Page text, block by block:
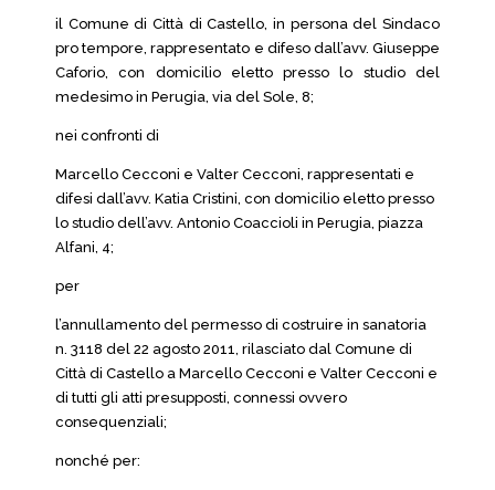
il Comune di Città di Castello, in persona del Sindaco
pro tempore, rappresentato e difeso dall’avv. Giuseppe
Caforio, con domicilio eletto presso lo studio del
medesimo in Perugia, via del Sole, 8;
nei confronti di
Marcello Cecconi e Valter Cecconi, rappresentati e
difesi dall’avv. Katia Cristini, con domicilio eletto presso
lo studio dell’avv. Antonio Coaccioli in Perugia, piazza
Alfani, 4;
per
l’annullamento del permesso di costruire in sanatoria
n. 3118 del 22 agosto 2011, rilasciato dal Comune di
Città di Castello a Marcello Cecconi e Valter Cecconi e
di tutti gli atti presupposti, connessi ovvero
consequenziali;
nonché per: